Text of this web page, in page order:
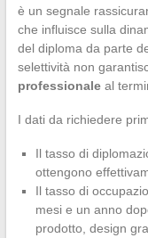
è un segnale
che influisce sulla
del diploma da parte
selettività non
professionaleal
I dati da richiedere
Il tasso di
ottengono
Il tasso di
mesi e un anno
prodotto, design